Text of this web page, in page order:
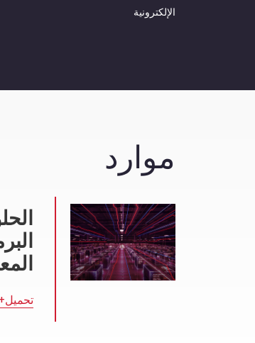
الإلكترونية
موارد